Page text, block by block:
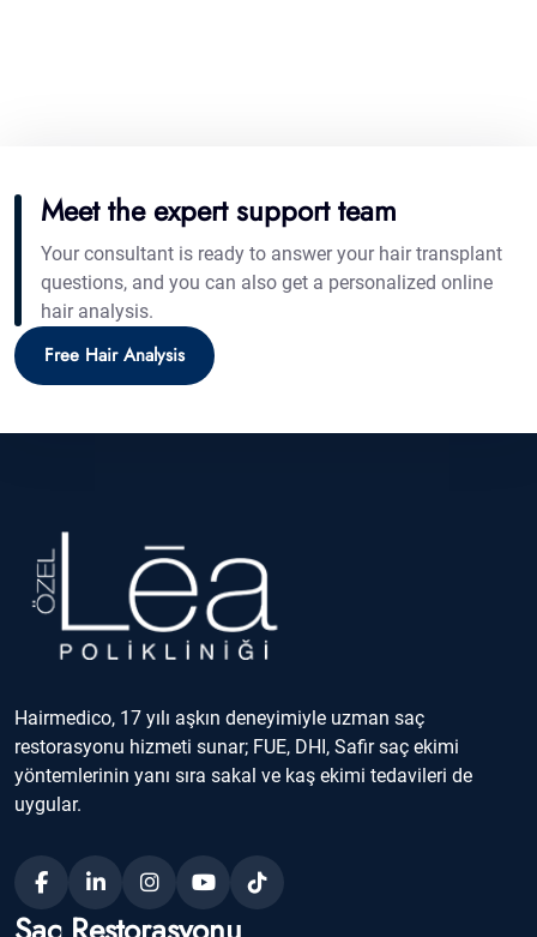
Meet the expert support team
Your consultant is ready to answer your hair transplant
questions, and you can also get a personalized online
hair analysis.
Free Hair Analysis
Hairmedico, 17 yılı aşkın deneyimiyle uzman saç
restorasyonu hizmeti sunar; FUE, DHI, Safir saç ekimi
yöntemlerinin yanı sıra sakal ve kaş ekimi tedavileri de
uygular.